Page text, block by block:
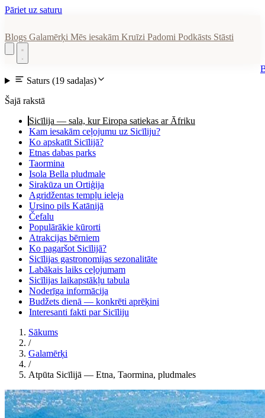
Pāriet uz saturu
Blogs Galamērķi Mēs iesakām Kruīzi Padomi Podkāsts Stāsti
Saturs (19 sadaļas)
Šajā rakstā
Sicīlija — sala, kur Eiropa satiekas ar Āfriku
Kam iesakām ceļojumu uz Sicīliju?
Ko apskatīt Sicīlijā?
Etnas dabas parks
Taormina
Isola Bella pludmale
Sirakūza un Ortiģija
Agridžentas tempļu ieleja
Ursino pils Katānijā
Čefalu
Populārākie kūrorti
Atrakcijas bērniem
Ko pagaršot Sicīlijā?
Sicīlijas gastronomijas sezonalitāte
Labākais laiks ceļojumam
Sicīlijas laikapstākļu tabula
Noderīga informācija
Budžets dienā — konkrēti aprēķini
Interesanti fakti par Sicīliju
Sākums
/
Galamērķi
/
Atpūta Sicīlijā — Etna, Taormina, pludmales